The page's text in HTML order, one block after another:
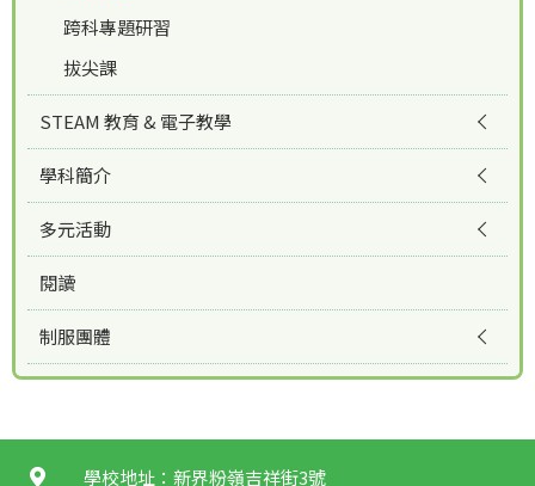
跨科專題研習
拔尖課
STEAM 教育 & 電子教學
學科簡介
多元活動
閱讀
制服團體
學校地址：新界粉嶺吉祥街3號